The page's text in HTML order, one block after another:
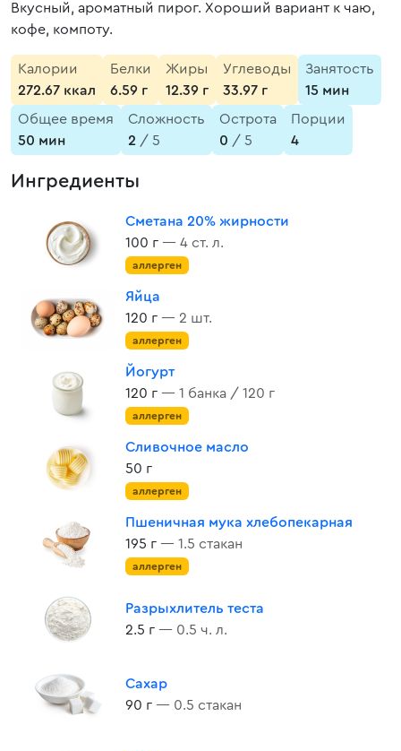
Вкусный, ароматный пирог. Хороший вариант к чаю,
кофе, компоту.
Калории
272.67 ккал
Белки
6.59 г
Жиры
12.39 г
Углеводы
33.97 г
Занятость
15 мин
Общее время
50 мин
Сложность
2 / 5
Острота
0 / 5
Порции
4
Ингредиенты
Сметана 20% жирности
100 г — 4 ст. л.
аллерген
Яйца
120 г — 2 шт.
аллерген
Йогурт
120 г — 1 банка / 120 г
аллерген
Сливочное масло
50 г
аллерген
Пшеничная мука хлебопекарная
195 г — 1.5 стакан
аллерген
Разрыхлитель теста
2.5 г — 0.5 ч. л.
Сахар
90 г — 0.5 стакан